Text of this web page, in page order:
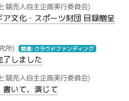
競売人自主企画実行委員会)
文化・スポーツ財団 目録贈呈
所) 関連: クラウドファンディング
了しました
競売人自主企画実行委員会)
いて、演じて